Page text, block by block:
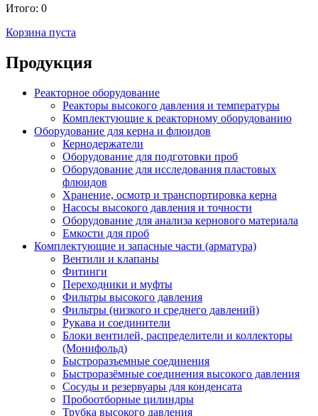
Итого: 0
Корзина пуста
Продукция
Реакторное оборудование
Реакторы высокого давления и температуры
Комплектующие к реакторному оборудованию
Оборудование для керна и флюидов
Кернодержатели
Оборудование для подготовки проб
Оборудование для исследования пластовых
флюидов
Хранение, осмотр и транспортировка керна
Насосы высокого давления и точности
Оборудование для анализа кернового материала
Емкости для проб
Комплектующие и запасные части (арматура)
Вентили и клапаны
Фитинги
Переходники и муфты
Фильтры высокого давления
Фильтры (низкого и среднего давлений)
Рукава и соединители
Блоки вентилей, распределители и коллекторы
(Монифольд)
Быстроразъемные соединения
Быстроразёмные соединения высокого давления
Сосуды и резервуары для конденсата
Пробоотборные цилиндры
Трубка высокого давления